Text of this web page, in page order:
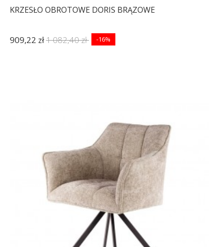
KRZESŁO OBROTOWE DORIS BRĄZOWE
909,22 zł1 082,40 zł -16%